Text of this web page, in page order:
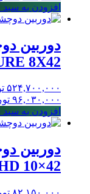
افزودن به سبد
8X42
۵۲۴,۷۰۰,۰۰۰
۹۶,۰۳۰,۰۰۰
افزودن به سبد
10×42